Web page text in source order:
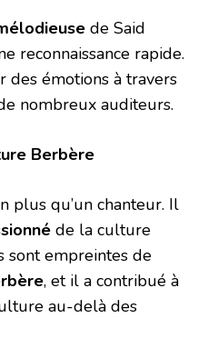
de Said
reconnaissance rapide.
des émotions à travers
nombreux auditeurs.
Berbère
plus qu’un chanteur. Il
de la culture
sont empreintes de
, et il a contribué à
au-delà des